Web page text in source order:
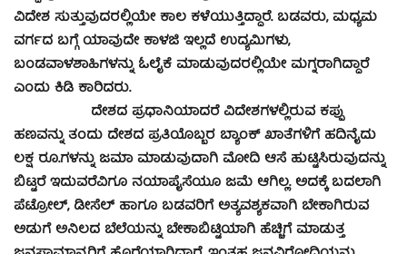
ವಿದೇಶ ಸುತ್ತುವುದರಲ್ಲಿಯೇ ಕಾಲ ಕಳೆಯುತ್ತಿದ್ದಾರೆ. ಬಡವರು, ಮಧ್ಯಮ
ವರ್ಗದ ಬಗ್ಗೆ ಯಾವುದೇ ಕಾಳಜಿ ಇಲ್ಲದೆ ಉದ್ಯಮಿಗಳು,
ಬಂಡವಾಳಶಾಹಿಗಳನ್ನು ಓಲೈಕೆ ಮಾಡುವುದರಲ್ಲಿಯೇ ಮಗ್ನರಾಗಿದ್ದಾರೆ
ಎಂದು ಕಿಡಿ ಕಾರಿದರು.
ದೇಶದ ಪ್ರಧಾನಿಯಾದರೆ ವಿದೇಶಗಳಲ್ಲಿರುವ ಕಪ್ಪು
ಹಣವನ್ನು ತಂದು ದೇಶದ ಪ್ರತಿಯೊಬ್ಬರ ಬ್ಯಾಂಕ್ ಖಾತೆಗಳಿಗೆ ಹದಿನೈದು
ಲಕ್ಷ ರೂ.ಗಳನ್ನು ಜಮಾ ಮಾಡುವುದಾಗಿ ಮೋದಿ ಆಸೆ ಹುಟ್ಟಿಸಿರುವುದನ್ನು
ಬಿಟ್ಟರೆ ಇದುವರೆವಿಗೂ ನಯಾಪೈಸೆಯೂ ಜಮೆ ಆಗಿಲ್ಲ. ಅದಕ್ಕೆ ಬದಲಾಗಿ
ಪೆಟ್ರೋಲ್, ಡೀಸೆಲ್ ಹಾಗೂ ಬಡವರಿಗೆ ಅತ್ಯವಶ್ಯಕವಾಗಿ ಬೇಕಾಗಿರುವ
ಅಡುಗೆ ಅನಿಲದ ಬೆಲೆಯನ್ನು ಬೇಕಾಬಿಟ್ಟಿಯಾಗಿ ಹೆಚ್ಚಿಗೆ ಮಾಡುತ್ತ